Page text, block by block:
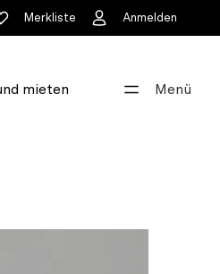
Merkliste Anmelden
mieten Menü